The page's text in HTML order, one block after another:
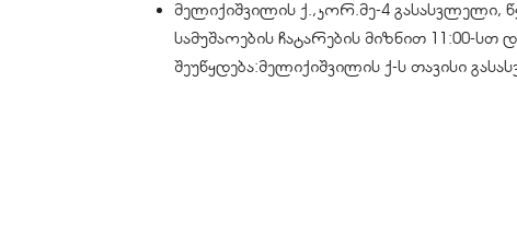
მელიქიშვილის ქ.,კორ.მე-4 გასასვლელი,
სამუშაოების ჩატარების მიზნით 11:00-სთ
შეუწყდება:მელიქიშვილის ქ-ს თავისი